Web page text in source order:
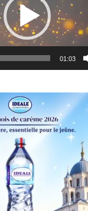
01:03